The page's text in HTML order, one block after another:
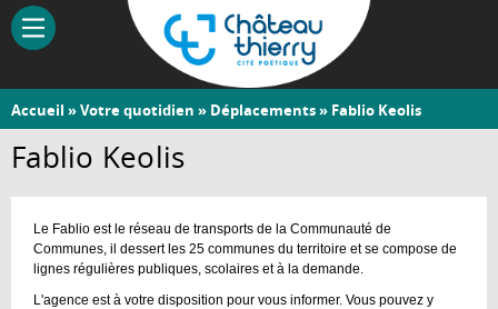
Aller
contenu
Château-
Thierry
Vous
êtes
ici
Accueil »Votre quotidien » Déplacements» Fablio Keolis
Fablio Keolis
Le Fablio est le réseau de transports de la Communauté de
Communes, il dessert les 25 communes du territoire et se compose de
lignes régulières publiques, scolaires et à la demande.
L'agence est à votre disposition pour vous informer. Vous pouvez y